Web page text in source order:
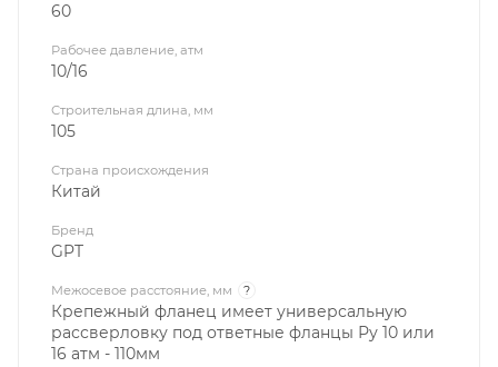
60
Рабочее давление, атм
10/16
Строительная длина, мм
105
Страна происхождения
Китай
Бренд
GPT
Межосевое расстояние, мм ?
Крепежный фланец имеет универсальную
рассверловку под ответные фланцы Ру 10 или
16 атм - 110мм